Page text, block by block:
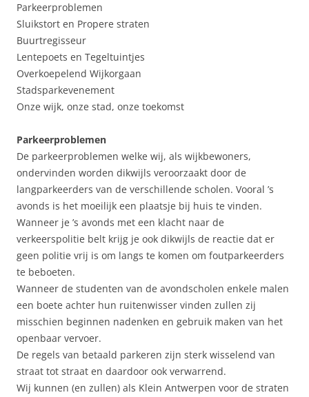
Parkeerproblemen
Sluikstort en Propere straten
Buurtregisseur
Lentepoets en Tegeltuintjes
Overkoepelend Wijkorgaan
Stadsparkevenement
Onze wijk, onze stad, onze toekomst
Parkeerproblemen
De parkeerproblemen welke wij, als wijkbewoners,
ondervinden worden dikwijls veroorzaakt door de
langparkeerders van de verschillende scholen. Vooral ’s
avonds is het moeilijk een plaatsje bij huis te vinden.
Wanneer je ’s avonds met een klacht naar de
verkeerspolitie belt krijg je ook dikwijls de reactie dat er
geen politie vrij is om langs te komen om foutparkeerders
te beboeten.
Wanneer de studenten van de avondscholen enkele malen
een boete achter hun ruitenwisser vinden zullen zij
misschien beginnen nadenken en gebruik maken van het
openbaar vervoer.
De regels van betaald parkeren zijn sterk wisselend van
straat tot straat en daardoor ook verwarrend.
Wij kunnen (en zullen) als Klein Antwerpen voor de straten